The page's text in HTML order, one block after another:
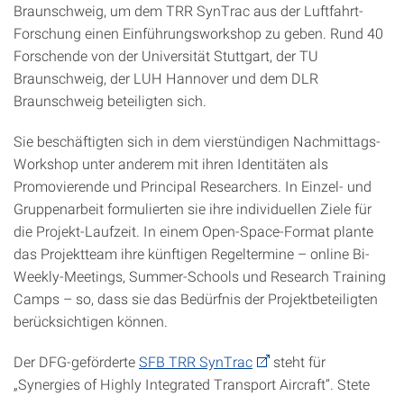
Braunschweig, um dem TRR SynTrac aus der Luftfahrt-
Forschung einen Einführungsworkshop zu geben. Rund 40
Forschende von der Universität Stuttgart, der TU
Braunschweig, der LUH Hannover und dem DLR
Braunschweig beteiligten sich.
Sie beschäftigten sich in dem vierstündigen Nachmittags-
Workshop unter anderem mit ihren Identitäten als
Promovierende und Principal Researchers. In Einzel- und
Gruppenarbeit formulierten sie ihre individuellen Ziele für
die Projekt-Laufzeit. In einem Open-Space-Format plante
das Projektteam ihre künftigen Regeltermine – online Bi-
Weekly-Meetings, Summer-Schools und Research Training
Camps – so, dass sie das Bedürfnis der Projektbeteiligten
berücksichtigen können.
Der DFG-geförderteSFB TRR SynTrac
steht für
„Synergies of Highly Integrated Transport Aircraft“. Stete